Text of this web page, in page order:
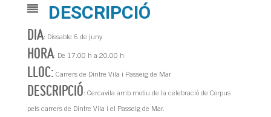
DESCRIPCIÓ
DIA: Dissabte 6 de juny
HORA: De 17.00 h a 20.00 h
LLOC: Carrers de Dintre Vila i Passeig de Mar
DESCRIPCIÓ: Cercavila amb motiu de la celebració de Corpus
pels carrers de Dintre Vila i el Passeig de Mar.